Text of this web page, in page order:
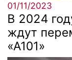
01/11/2023
В 2024
ждут
«А101»